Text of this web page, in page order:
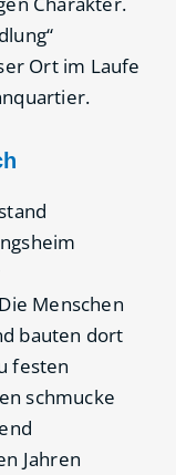
Ort im Laufe
Menschen
bauten dort
festen
schmucke
Jahren